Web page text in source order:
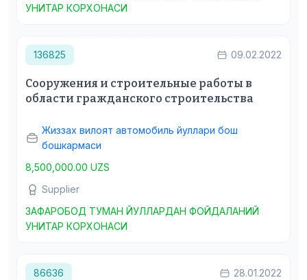
УНИТАР КОРХОНАСИ
136825 09.02.2022
Сооружения и строительные работы в
области гражданского строительства
Жиззах вилоят автомобиль йуллари бош
бошкармаси
8,500,000.00 UZS
Supplier
ЗАФАРОБОД ТУМАН ЙУЛЛАРДАН ФОЙДАЛАНИЙ
УНИТАР КОРХОНАСИ
86636 28.01.2022